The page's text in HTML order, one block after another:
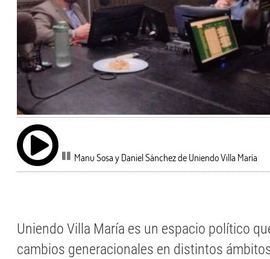
Manu Sosa y Daniel Sánchez de Uniendo Villa María
Uniendo Villa María es un espacio político
cambios generacionales en distintos